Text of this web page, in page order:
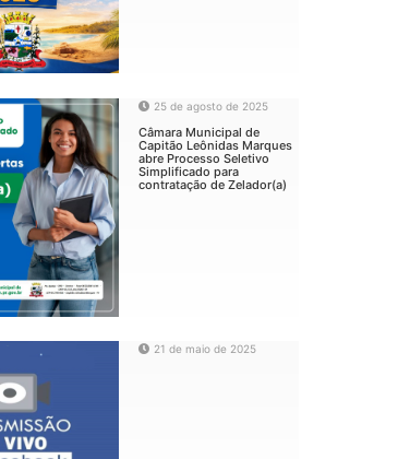
25 de agosto de 2025
Câmara Municipal de
Capitão Leônidas Marques
abre Processo Seletivo
Simplificado para
contratação de Zelador(a)
21 de maio de 2025